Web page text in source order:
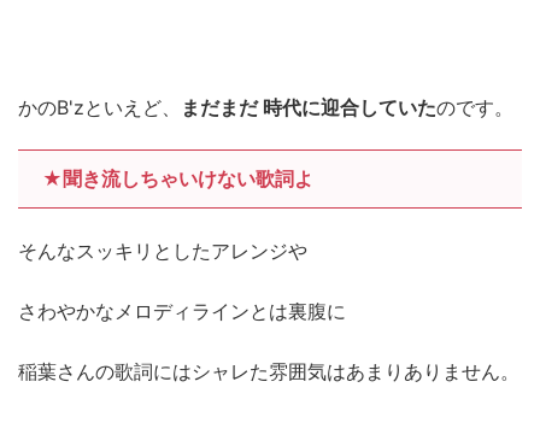
かのB'zといえど、 まだまだ 時代に迎合していたのです。
★聞き流しちゃいけない歌詞よ
そんなスッキリとしたアレンジや
さわやかなメロディラインとは裏腹に
稲葉さんの歌詞にはシャレた雰囲気はあまりありません。